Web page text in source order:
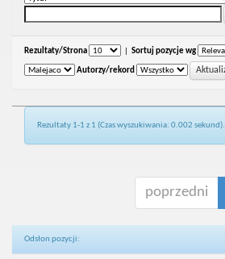
Rezultaty/Strona Sortuj pozycje wg
Autorzy/rekord
Rezultaty 1-1 z 1 (Czas wyszukiwania: 0.002 sekund).
poprzedni
Odsłon pozycji: